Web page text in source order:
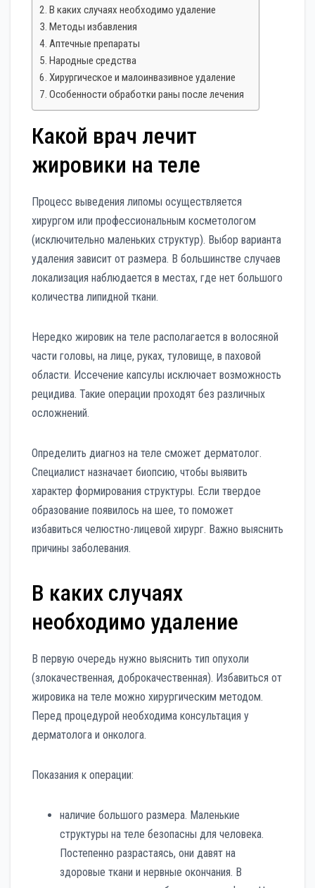
В каких случаях необходимо удаление
Методы избавления
Аптечные препараты
Народные средства
Хирургическое и малоинвазивное удаление
Особенности обработки раны после лечения
Какой врач лечит
жировики на теле
Процесс выведения липомы осуществляется
хирургом или профессиональным косметологом
(исключительно маленьких структур). Выбор варианта
удаления зависит от размера. В большинстве случаев
локализация наблюдается в местах, где нет большого
количества липидной ткани.
Нередко жировик на теле располагается в волосяной
части головы, на лице, руках, туловище, в паховой
области. Иссечение капсулы исключает возможность
рецидива. Такие операции проходят без различных
осложнений.
Определить диагноз на теле сможет дерматолог.
Специалист назначает биопсию, чтобы выявить
характер формирования структуры. Если твердое
образование появилось на шее, то поможет
избавиться челюстно-лицевой хирург. Важно выяснить
причины заболевания.
В каких случаях
необходимо удаление
В первую очередь нужно выяснить тип опухоли
(злокачественная, доброкачественная). Избавиться от
жировика на теле можно хирургическим методом.
Перед процедурой необходима консультация у
дерматолога и онколога.
Показания к операции:
наличие большого размера. Маленькие
структуры на теле безопасны для человека.
Постепенно разрастаясь, они давят на
здоровые ткани и нервные окончания. В